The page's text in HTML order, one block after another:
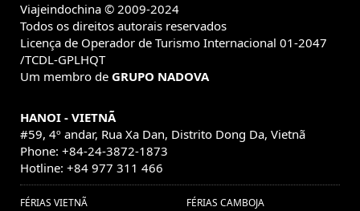
Viajeindochina © 2009-2024
Todos os direitos autorais reservados
Licença de Operador de Turismo Internacional 01-2047
/TCDL-GPLHQT
Um membro de GRUPO NADOVA
HANOI - VIETNÃ
#59, 4º andar, Rua Xa Dan, Distrito Dong Da, Vietnã
Phone: +84-24-3872-1873
Hotline: +84 977 311 466
FÉRIAS VIETNÃ
FÉRIAS CAMBOJA